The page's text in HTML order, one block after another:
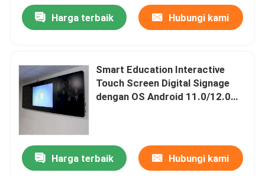
Rumah
Harga terbaik Hubungi kami
Smart Education Interactive
Touch Screen Digital Signage
dengan OS Android 11.0/12.0
Harga terbaik Hubungi kami